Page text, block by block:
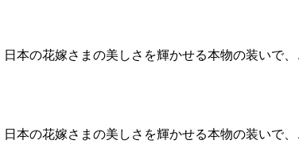
本の花嫁さまの美しさを輝かせる本物の装いで
本の花嫁さまの美しさを輝かせる本物の装いで